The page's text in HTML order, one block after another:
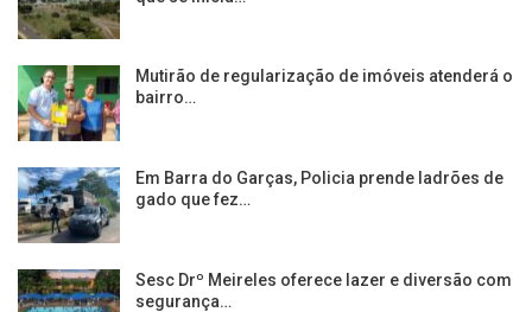
Mutirão de regularização de imóveis atenderá o
bairro…
Em Barra do Garças, Policia prende ladrões de
gado que fez…
Sesc Drº Meireles oferece lazer e diversão com
segurança…